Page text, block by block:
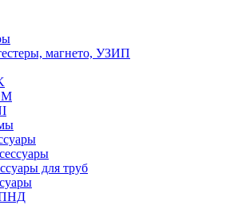
магнето, УЗИП
для труб
ПНД